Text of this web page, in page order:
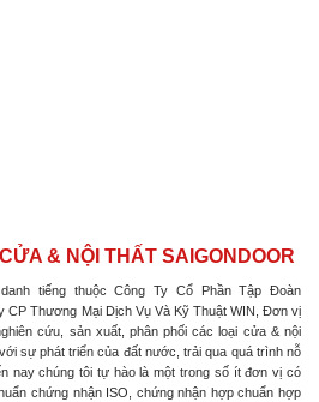
& NỘI THẤT SAIGONDOOR
tiếng thuộc Công Ty Cổ Phần Tập Đoàn
CP Thương Mại Dịch Vụ Và Kỹ Thuật WIN, Đơn vị
cứu, sản xuất, phân phối các loại cửa & nội
sự phát triển của đất nước, trải qua quá trình nỗ
nay chúng tôi tự hào là một trong số ít đơn vị có
chứng nhận ISO, chứng nhận hợp chuẩn hợp